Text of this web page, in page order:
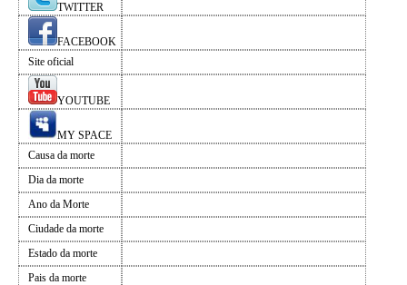
TWITTER
FACEBOOK
Site oficial
YOUTUBE
MY SPACE
Causa da morte
Dia da morte
Ano da Morte
Ciudade da morte
Estado da morte
Pais da morte